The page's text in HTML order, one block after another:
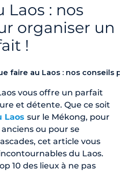
Laos : nos
organiser un
!
faire au Laos : nos conseils
vous offre un parfait
et détente. Que ce soit
Laos sur le Mékong, pour
ou pour se
cet article vous
du Laos.
10 des lieux à ne pas